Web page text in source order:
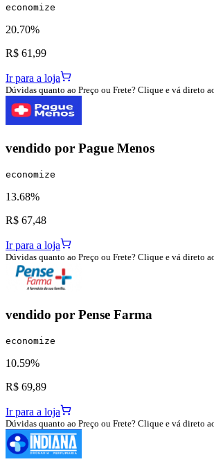
economize
20.70%
R$ 61,99
Ir para a loja
Dúvidas quanto ao Preço ou Frete? Clique e vá direto
vendido por Pague Menos
economize
13.68%
R$ 67,48
Ir para a loja
Dúvidas quanto ao Preço ou Frete? Clique e vá direto
vendido por Pense Farma
economize
10.59%
R$ 69,89
Ir para a loja
Dúvidas quanto ao Preço ou Frete? Clique e vá direto